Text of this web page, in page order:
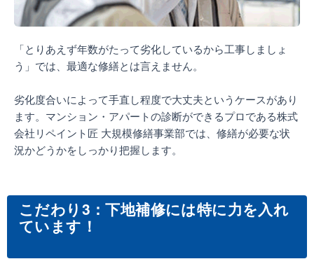
「とりあえず年数がたって劣化しているから工事しましょ
う」では、最適な修繕とは言えません。
劣化度合いによって手直し程度で大丈夫というケースがあり
ます。マンション・アパートの診断ができるプロである株式
会社リペイント匠 大規模修繕事業部では、修繕が必要な状
況かどうかをしっかり把握します。
こだわり3：下地補修には特に力を入れ
ています！